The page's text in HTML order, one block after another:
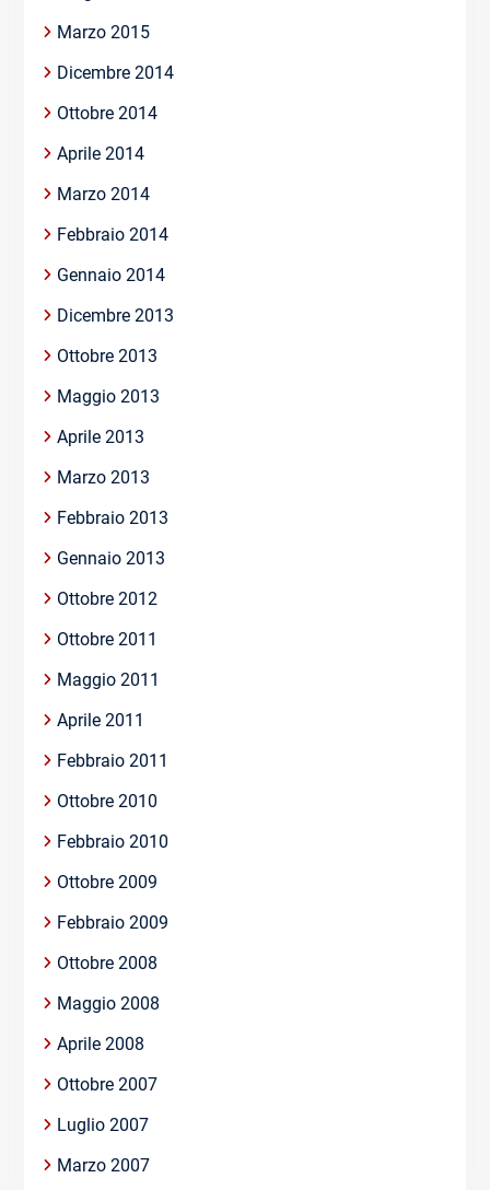
Marzo 2015
Dicembre 2014
Ottobre 2014
Aprile 2014
Marzo 2014
Febbraio 2014
Gennaio 2014
Dicembre 2013
Ottobre 2013
Maggio 2013
Aprile 2013
Marzo 2013
Febbraio 2013
Gennaio 2013
Ottobre 2012
Ottobre 2011
Maggio 2011
Aprile 2011
Febbraio 2011
Ottobre 2010
Febbraio 2010
Ottobre 2009
Febbraio 2009
Ottobre 2008
Maggio 2008
Aprile 2008
Ottobre 2007
Luglio 2007
Marzo 2007